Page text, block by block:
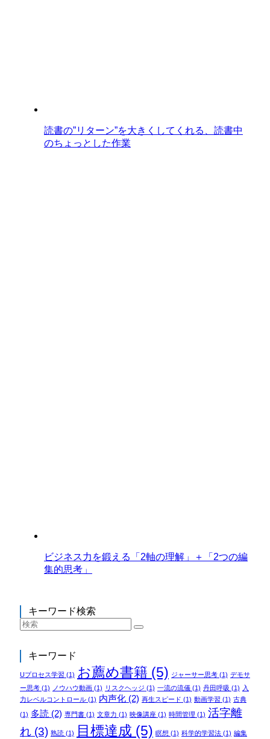
読書の”リターン”を大きくしてくれる、読書中
のちょっとした作業
ビジネス力を鍛える「2軸の理解」＋「2つの編
集的思考」
キーワード検索
キーワード
Uプロセス学習 (1) お薦め書籍 (5) ジャーサー思考(1) デモサ
ー思考(1) ノウハウ動画(1) リスクヘッジ (1) 一流の流儀(1) 丹田呼吸 (1) 入
力レベルコントロール(1) 内声化(2) 再生スピード (1) 動画学習 (1) 古典
(1) 多読 (2) 専門書(1) 文章力 (1) 映像講座(1) 時間管理 (1) 活字離
れ(3) 熟読(1) 目標達成 (5) 瞑想 (1) 科学的学習法(1) 編集